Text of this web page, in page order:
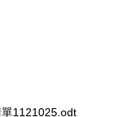
1121025.odt